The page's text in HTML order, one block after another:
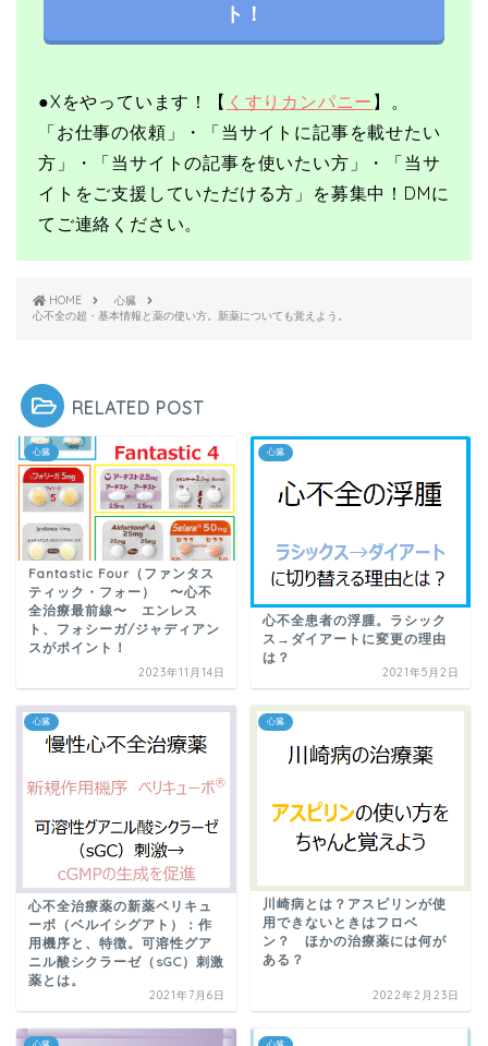
ト！
●X をやっています！【 くすりカンパニー 】。
「お仕事の依頼」・「当サイトに記事を載せたい
方」・「当サイトの記事を使いたい方」・「当サ
イトをご支援していただける方」を募集中！ DMに
てご連絡ください。
HOME
心臓
心不全の超・基本情報と薬の使い方。新薬についても覚えよう。
RELATED POST
心臓
Fantastic Four（ファンタス
ティック・フォー） 〜心不
全治療最前線〜 エンレス
ト、フォシーガ/ジャディアン
スがポイント！
2023年11月14日
心臓
心不全患者の浮腫。ラシック
ス→ダイアートに変更の理由
は？
2021年5月2日
心臓
心不全治療薬の新薬ベリキュ
ーボ（ベルイシグアト）：作
用機序と、特徴。可溶性グア
ニル酸シクラーゼ（sGC）刺激
薬とは。
2021年7月6日
心臓
川崎病とは？アスピリンが使
用できないときはフロベ
ン？ ほかの治療薬には何が
ある？
2022年2月23日
心臓 心臓